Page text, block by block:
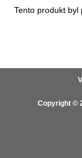
Tento produkt byl
Copyright ©